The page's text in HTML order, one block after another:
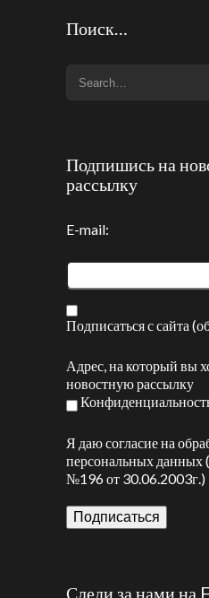
Поиск…
Подпишись на
рассылку
E-mail:
Подписаться с сайта
Адрес, на который вы
новостную рассылку
Я даю согласие на
персональных данных
№196 от 30.06.2003г.)
Следи за нами на